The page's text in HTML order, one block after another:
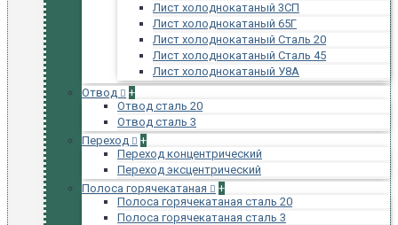
Лист холоднокатаный 3СП
Лист холоднокатаный 65Г
Лист холоднокатаный Сталь 20
Лист холоднокатаный Сталь 45
Лист холоднокатаный У8А
Отвод
+
Отвод сталь 20
Отвод сталь 3
Переход
+
Переход концентрический
Переход эксцентрический
Полоса горячекатаная
+
Полоса горячекатаная сталь 20
Полоса горячекатаная сталь 3